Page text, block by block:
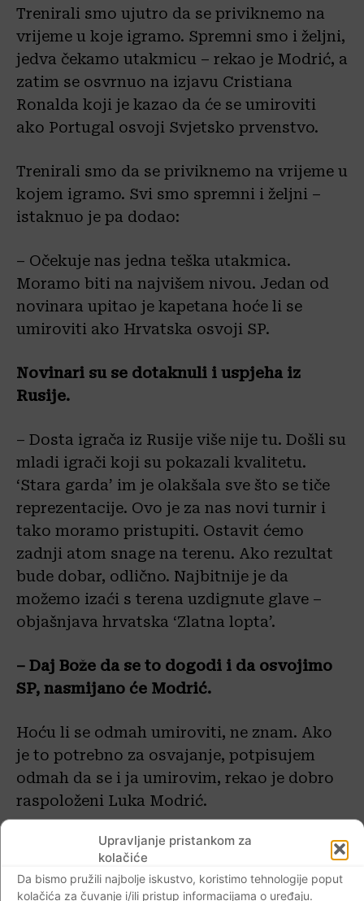
Upravljanje pristankom za
kolačiće
Da bismo pružili najbolje iskustvo, koristimo tehnologije poput
kolačića za čuvanje i/ili pristup informacijama o uređaju.
Trenirali smo ujutro da se priviknemo na
vrijeme u koje igramo. Spremni smo i željni,
jedva čekamo utakmicu – rekao je Modrić, a
zatim se osvrnuo na izjavu Cristiana
Ronalda koji je kazao da će se umiroviti
ako Portugal osvoji Svjetsko prvenstvo.
Trenirali smo da se priviknemo na vrijeme u
kojem igramo. Svi smo spremni i željni –
istaknuo je pa dodao:
– Očekuje nas jedna teška utakmica.
Moramo biti na najvišem nivou. Jedan od
novinara upitao je kapetana hoće li se
umiroviti ako Hrvatska osvoji SP.
Novinari su se dotaknuli i uspjeha iz
Rusije.
– Dosta igrača iz Rusije više nije tu. Došli su
mladi igrači koji su pokazali kvalitetu.
‘Stara garda’ im je olakšala sve što se tiče
reprezentacije. Ovo je za nas novi turnir i
tako moramo pristupiti. Ostavit ćemo
zadnji atom snage na terenu. Ako rezultat
bude dobar, odlično. Najbitnije je da
možemo izaći s terena uzdignute glave –
objašnjava hrvatska ‘Zlatna lopta’.
– Daj Bože da se to dogodi i da osvojimo
SP, nasmijano će Modrić.
Hoću li se odmah umiroviti, ne znam. Ako
je to potrebno za osvajanje, potpisujem
odmah da se i ja umirovim, rekao je dobro
raspoloženi Luka Modrić.
Najbolji hrvatski nogometaš vjeruje u
kvalitetu reprezentacije.